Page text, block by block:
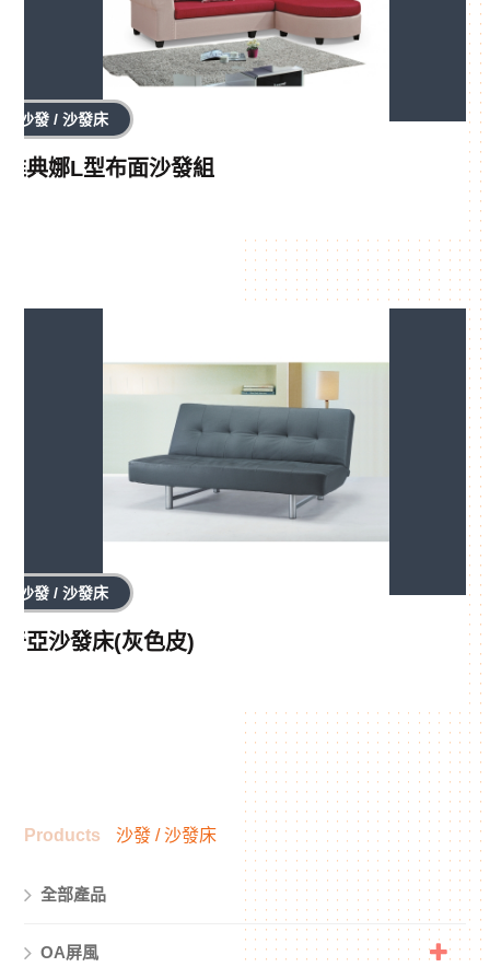
沙發 / 沙發床
雅典娜L型布面沙發組
沙發 / 沙發床
奇亞沙發床(灰色皮)
Products 沙發 / 沙發床
全部產品
OA屏風